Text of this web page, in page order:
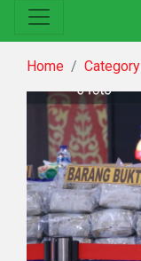
Home Category